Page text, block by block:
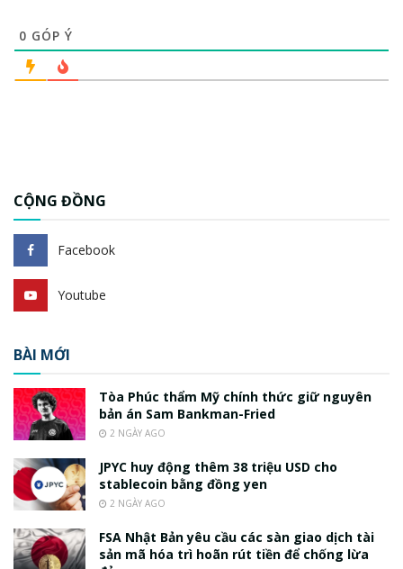
0 GÓP Ý
CỘNG ĐỒNG
Facebook
Youtube
BÀI MỚI
Tòa Phúc thẩm Mỹ chính thức giữ nguyên
bản án Sam Bankman-Fried
2 NGÀY AGO
JPYC huy động thêm 38 triệu USD cho
stablecoin bằng đồng yen
2 NGÀY AGO
FSA Nhật Bản yêu cầu các sàn giao dịch tài
sản mã hóa trì hoãn rút tiền để chống lừa